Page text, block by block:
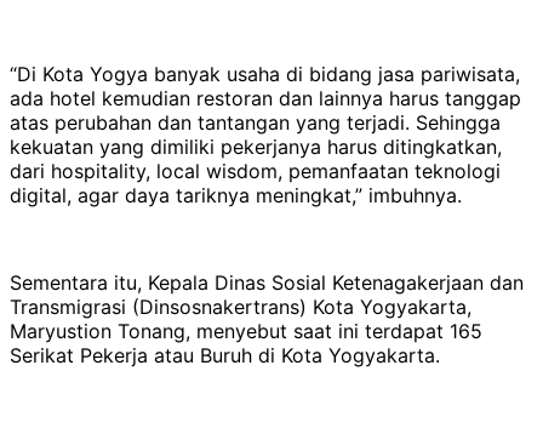
“Di Kota Yogya banyak usaha di bidang jasa pariwisata,
ada hotel kemudian restoran dan lainnya harus tanggap
atas perubahan dan tantangan yang terjadi. Sehingga
kekuatan yang dimiliki pekerjanya harus ditingkatkan,
dari hospitality, local wisdom, pemanfaatan teknologi
digital, agar daya tariknya meningkat,” imbuhnya.
Sementara itu, Kepala Dinas Sosial Ketenagakerjaan dan
Transmigrasi (Dinsosnakertrans) Kota Yogyakarta,
Maryustion Tonang, menyebut saat ini terdapat 165
Serikat Pekerja atau Buruh di Kota Yogyakarta.